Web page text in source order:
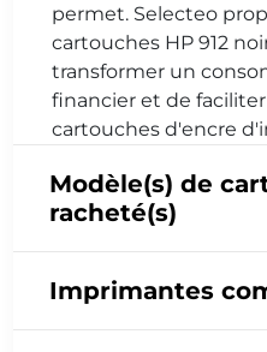
permet. Selecteo
cartouches HP 912
transformer un
financier et de
cartouches d'encre
Modèle(s) de
racheté(s)
Imprimantes